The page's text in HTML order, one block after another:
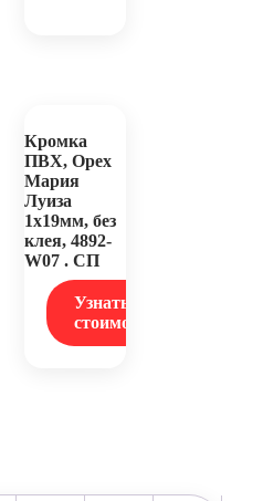
Кромка
ПВХ, Орех
Мария
Луиза
1х19мм, без
клея, 4892-
W07 . СП
Узнать
стоимость